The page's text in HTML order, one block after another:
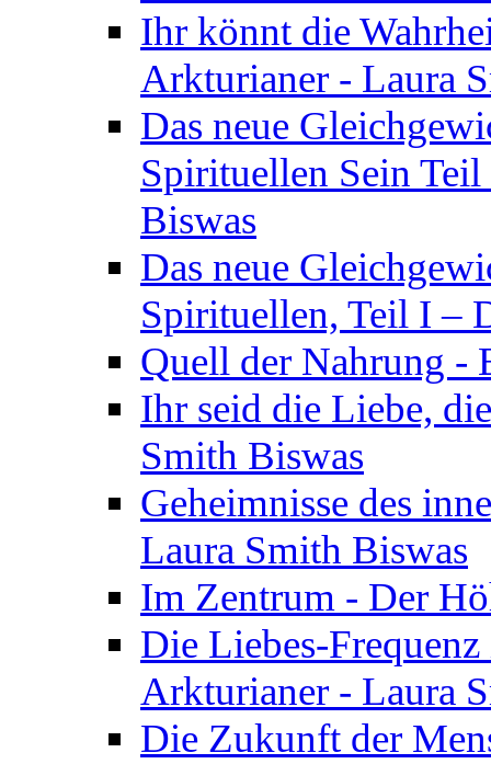
Ihr könnt die
Arkturianer - Laura
Das neue
Spirituellen Sein
Biswas
Das neue
Spirituellen, Teil I –
Quell der Nahrung -
Ihr seid die Liebe,
Smith Biswas
Geheimnisse des
Laura Smith Biswas
Im Zentrum - Der
Die Liebes-
Arkturianer - Laura
Die Zukunft der